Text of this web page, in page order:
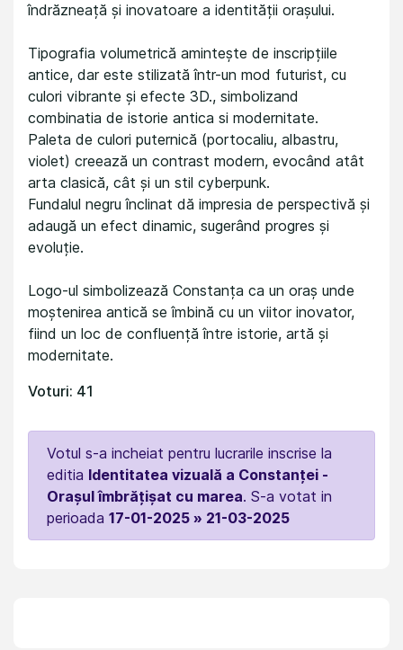
îndrăzneață și inovatoare a identității orașului.
Tipografia volumetrică amintește de inscripțiile
antice, dar este stilizată într-un mod futurist, cu
culori vibrante și efecte 3D., simbolizand
combinatia de istorie antica si modernitate.
Paleta de culori puternică (portocaliu, albastru,
violet) creează un contrast modern, evocând atât
arta clasică, cât și un stil cyberpunk.
Fundalul negru înclinat dă impresia de perspectivă și
adaugă un efect dinamic, sugerând progres și
evoluție.
Logo-ul simbolizează Constanța ca un oraș unde
moștenirea antică se îmbină cu un viitor inovator,
fiind un loc de confluență între istorie, artă și
modernitate.
Voturi: 41
Votul s-a incheiat pentru lucrarile inscrise la
editia Identitatea vizuală a Constanței -
Orașul îmbrățișat cu marea. S-a votat in
perioada 17-01-2025 » 21-03-2025